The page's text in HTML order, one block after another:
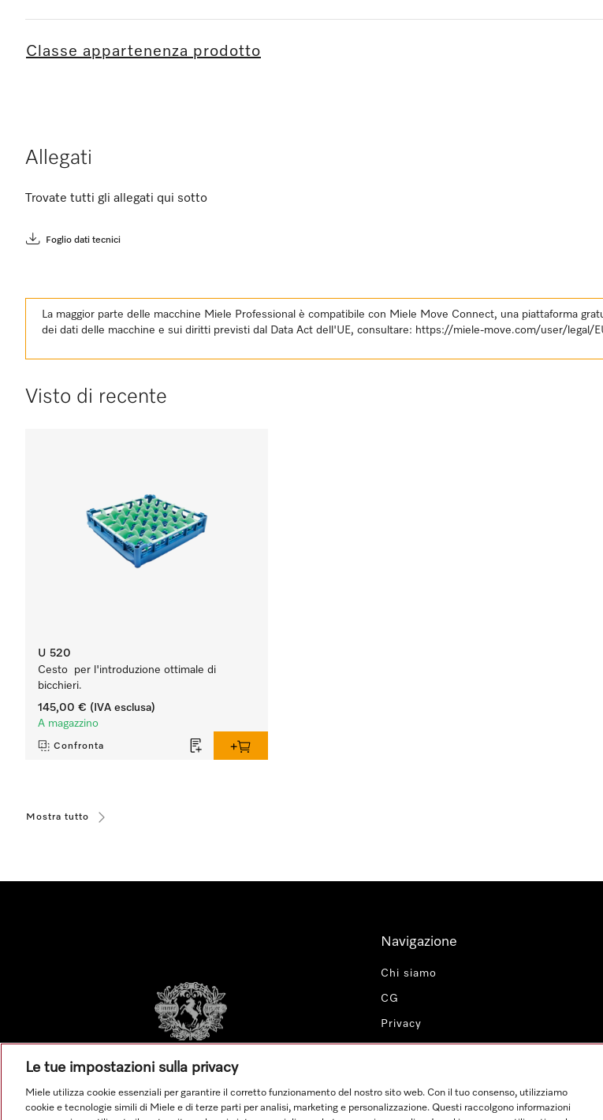
Classe appartenenza prodotto
Allegati
Trovate tutti gli allegati qui sotto
Foglio dati tecnici
La maggior parte delle macchine Miele Professional è compatibile con Miele Move Connect, una piattaforma
dei dati delle macchine e sui diritti previsti dal Data Act dell'UE, consultare: https://miele-move.com/user/legal/
Visto di recente
U 520
Cesto per l'introduzione ottimale di
bicchieri.
145,00 € (IVA esclusa)
A magazzino
Confronta
Mostra tutto
Navigazione
Chi siamo
CG
Privacy
Le tue impostazioni sulla privacy
Miele utilizza cookie essenziali per garantire il corretto funzionamento del nostro sito web. Con il tuo consenso, utilizziamo
cookie e tecnologie simili di Miele e di terze parti per analisi, marketing e personalizzazione. Questi raccolgono informazioni